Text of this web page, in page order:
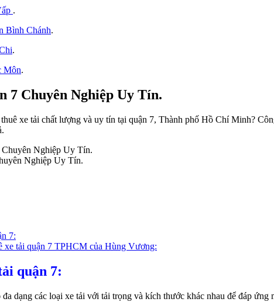
.
Bình Chánh.
.
Môn.
7 Chuyên Nghiệp Uy Tín.
xe tải chất lượng và uy tín tại quận 7, Thành phố Hồ Chí Minh?
Nghiệp Uy Tín.
7:
xe tải quận 7 TPHCM của Hùng Vương:
quận 7:
dạng các loại xe tải với tải trọng và kích thước khác nhau để đáp ứng